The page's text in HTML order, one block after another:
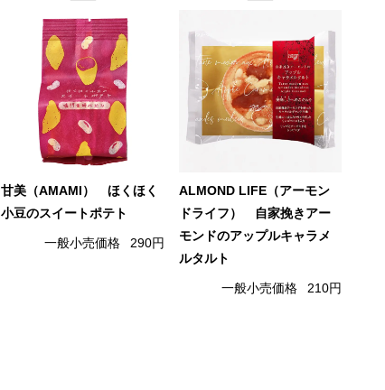
甘美（AMAMI） ほくほく
小豆のスイートポテト
一般小売価格 290円
ALMOND LIFE（アーモン
ドライフ） 自家挽きアー
モンドのアップルキャラメ
ルタルト
一般小売価格 210円